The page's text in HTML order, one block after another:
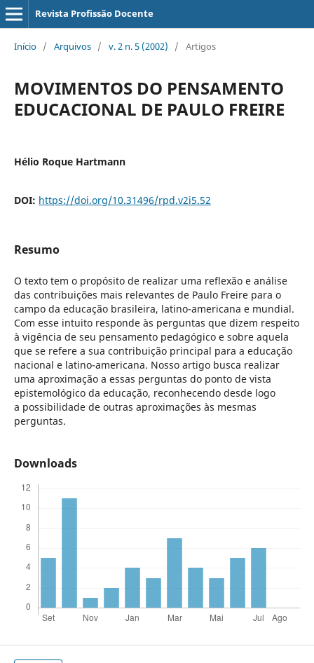
Revista Profissão Docente
Início / Arquivos / v. 2 n. 5 (2002) / Artigos
MOVIMENTOS DO PENSAMENTO
EDUCACIONAL DE PAULO FREIRE
Hélio Roque Hartmann
DOI: https://doi.org/10.31496/rpd.v2i5.52
Resumo
O texto tem o propósito de realizar uma reflexão e análise
das contribuições mais relevantes de Paulo Freire para o
campo da educação brasileira, latino-americana e mundial.
Com esse intuito responde às perguntas que dizem respeito
à vigência de seu pensamento pedagógico e sobre aquela
que se refere a sua contribuição principal para a educação
nacional e latino-americana. Nosso artigo busca realizar
uma aproximação a essas perguntas do ponto de vista
epistemológico da educação, reconhecendo desde logo
a possibilidade de outras aproximações às mesmas
perguntas.
Downloads